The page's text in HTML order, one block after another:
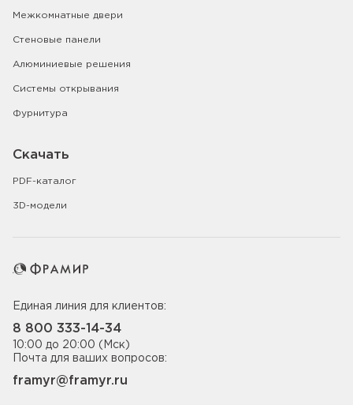
Межкомнатные двери
Стеновые панели
Алюминиевые решения
Системы открывания
Фурнитура
Скачать
PDF-каталог
3D-модели
Единая линия для клиентов:
8 800 333-14-34
10:00 до 20:00 (Мск)
Почта для ваших вопросов:
framyr@framyr.ru